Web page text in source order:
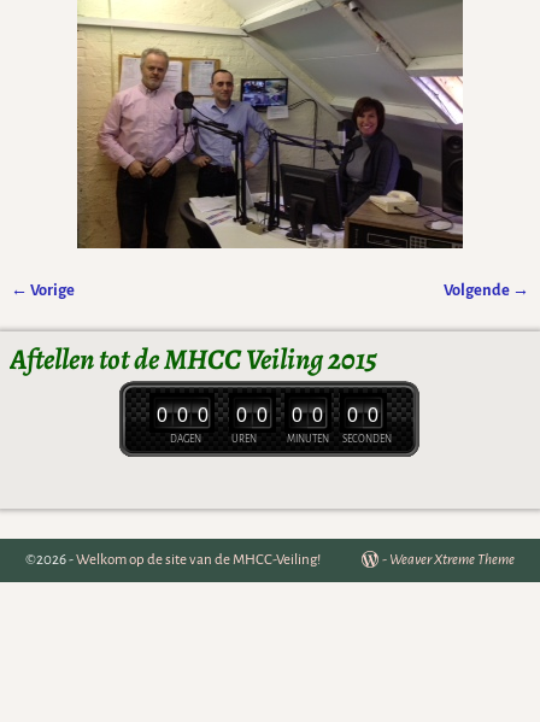
← Vorige Volgende →
Aftellen tot de MHCC Veiling 2015
DAGEN
0 0 0
UREN
0 0
MINUTEN
0 0
SECONDEN
0 0
©2026 -Welkom op de site van de MHCC-Veiling! - Weaver Xtreme Theme